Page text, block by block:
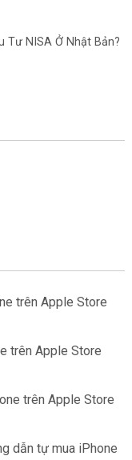
Tư NISA Ở Nhật Bản?
trên Apple Store
trên Apple Store
trên Apple Store
dẫn tự mua iPhone